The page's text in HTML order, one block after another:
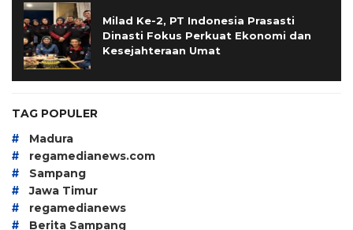
Milad Ke-2, PT Indonesia Prasasti
Dinasti Fokus Perkuat Ekonomi dan
Kesejahteraan Umat
TAG POPULER
# Madura
# regamedianews.com
# Sampang
# Jawa Timur
# regamedianews
# Berita Sampang